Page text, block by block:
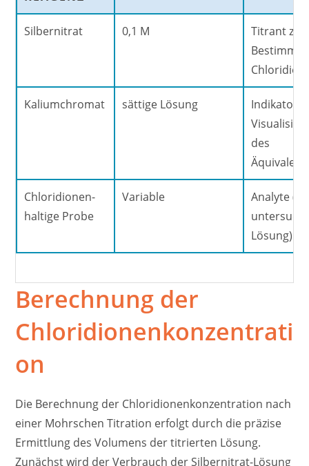
Silbernitrat 0,1 M
Titrant zur
Kaliumchromat sättige Lösung
Indikator
des
Chloridionen-
haltige Probe
Variable
Analyte (zu
Lösung)
Berechnung der
Chloridionenkonzentrati
on
Die Berechnung der Chloridionenkonzentration nach
einer Mohrschen Titration erfolgt durch die präzise
Ermittlung des Volumens der titrierten Lösung.
Zunächst wird der Verbrauch der Silbernitrat-Lösung